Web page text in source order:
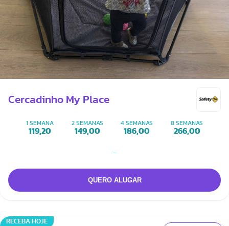
Cercadinho My Place
1 SEMANA
119,20
2 SEMANAS
149,00
4 SEMANAS
186,00
8 SEMANAS
266,00
-
RECEBA HOJE